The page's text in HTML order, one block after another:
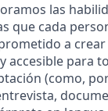
las
que cada
a
accesible para
(como,